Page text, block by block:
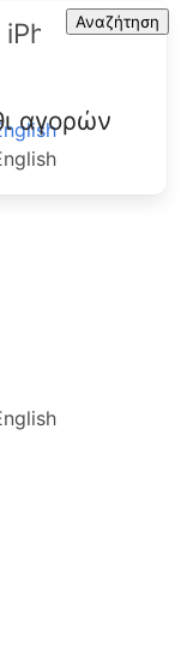
Αναζήτηση
αγορών